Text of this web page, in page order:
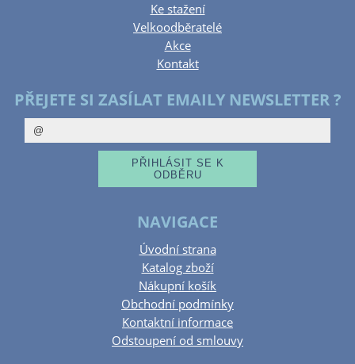
Ke stažení
Velkoodběratelé
Akce
Kontakt
PŘEJETE SI ZASÍLAT EMAILY NEWSLETTER ?
NAVIGACE
Úvodní strana
Katalog zboží
Nákupní košík
Obchodní podmínky
Kontaktní informace
Odstoupení od smlouvy